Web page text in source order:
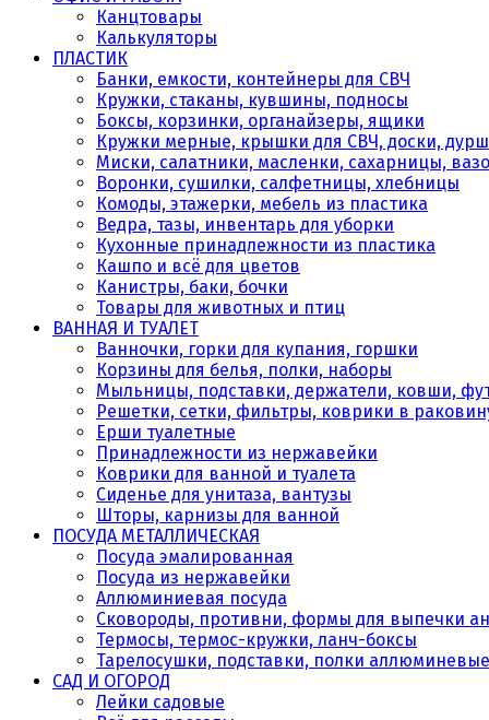
Канцтовары
Калькуляторы
ПЛАСТИК
Банки, емкости, контейнеры для СВЧ
Кружки, стаканы, кувшины, подносы
Боксы, корзинки, органайзеры, ящики
Кружки мерные, крышки для СВЧ, доски,
Миски, салатники, масленки, сахарницы,
Воронки, сушилки, салфетницы, хлебницы
Комоды, этажерки, мебель из пластика
Ведра, тазы, инвентарь для уборки
Кухонные принадлежности из пластика
Кашпо и всё для цветов
Канистры, баки, бочки
Товары для животных и птиц
ВАННАЯ И ТУАЛЕТ
Ванночки, горки для купания, горшки
Корзины для белья, полки, наборы
Мыльницы, подставки, держатели, ковши,
Решетки, сетки, фильтры, коврики в
Ерши туалетные
Принадлежности из нержавейки
Коврики для ванной и туалета
Сиденье для унитаза, вантузы
Шторы, карнизы для ванной
ПОСУДА МЕТАЛЛИЧЕСКАЯ
Посуда эмалированная
Посуда из нержавейки
Аллюминиевая посуда
Сковороды, противни, формы для выпечки
Термосы, термос-кружки, ланч-боксы
Тарелосушки, подставки, полки аллюминевые
САД И ОГОРОД
Лейки садовые